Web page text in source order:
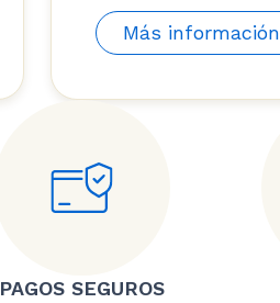
Más información
PAGOS SEGUROS